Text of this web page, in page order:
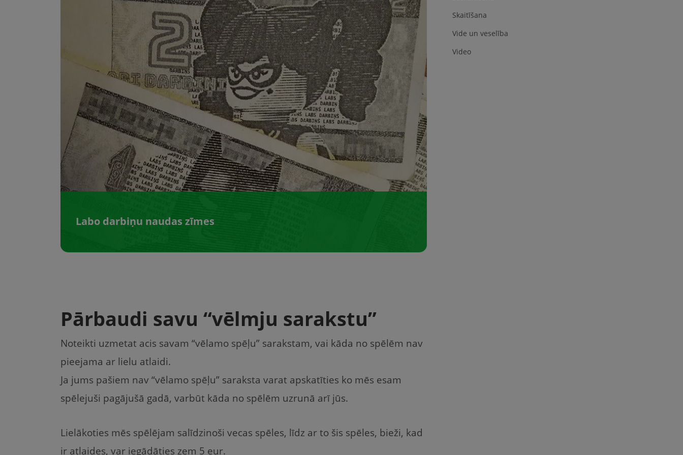
Labo darbiņu naudas zīmes
Pārbaudi savu “vēlmju sarakstu”
Noteikti uzmetat acis savam “vēlamo spēļu” sarakstam, vai kāda no spēlēm nav
pieejama ar lielu atlaidi.
Ja jums pašiem nav “vēlamo spēļu” saraksta varat apskatīties ko mēs esam
spēlejuši pagājušā gadā, varbūt kāda no spēlēm uzrunā arī jūs.
Lielākoties mēs spēlējam salīdzinoši vecas spēles, līdz ar to šis spēles, bieži, kad
ir atlaides, var iegādāties zem 5 eur.
Skaitīšana
Vide un veselība
Video